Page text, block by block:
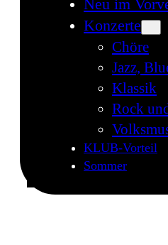
Neu im
Konzerte
Chöre
Jazz,
Klassik
Rock
KLUB-Vorteil
Sommer